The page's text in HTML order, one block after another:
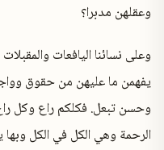
وعقلهن مدبرا؟
وعلى نسائنا اليافعات
يفهمن ما عليهن من حقوق
وحسن تبعل. فكلكم راع وكل
الرحمة وهي الكل في الكل